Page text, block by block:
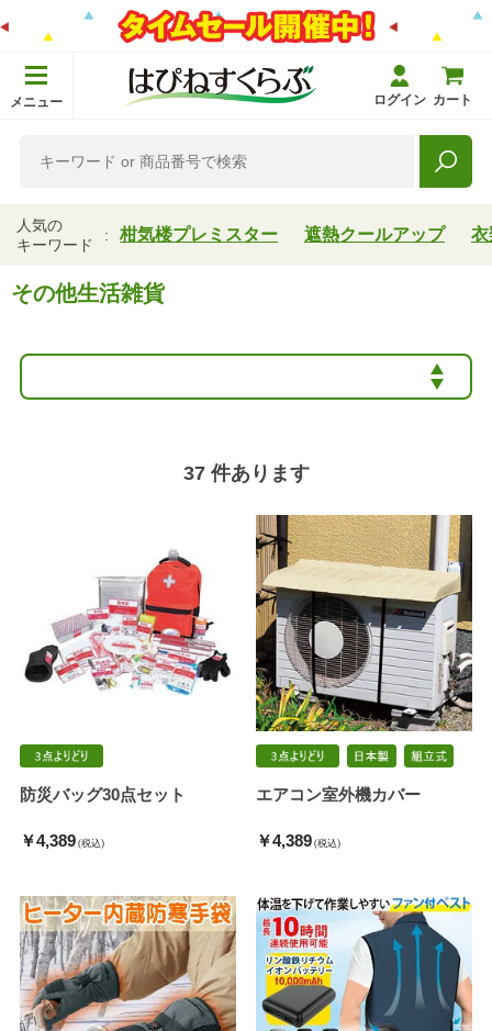
メニュー ログイン カート
人気の
キーワード
柑気楼プレミスター 遮熱クールアップ 衣
その他生活雑貨
37 件あります
防災バッグ30点セット
￥4,389 (税込)
エアコン室外機カバー
￥4,389 (税込)